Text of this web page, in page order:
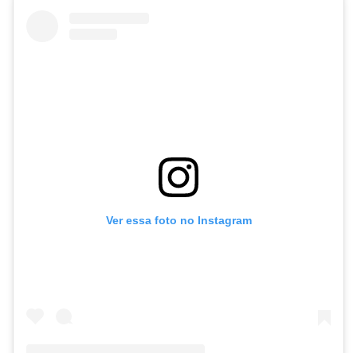
Ver essa foto no Instagram